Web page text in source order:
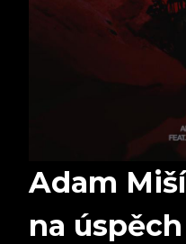
Adam
na úspěch